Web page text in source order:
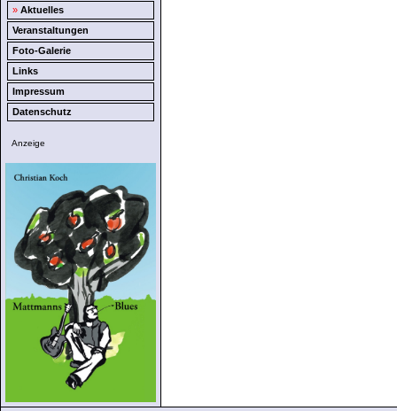
» Aktuelles
Veranstaltungen
Foto-Galerie
Links
Impressum
Datenschutz
Anzeige